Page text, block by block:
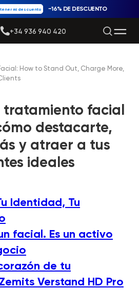
mi descuento −16% DE DESCUENTO
+34 936 940 420
How to Stand Out, Charge More,
tratamiento facial
destacarte,
y atraer a tus
ideales
Identidad, Tu
facial. Es un activo
de tu
Verstand HD Pro